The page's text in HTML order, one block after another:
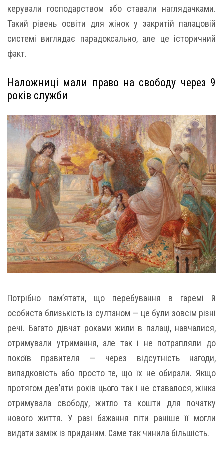
керували господарством або ставали наглядачками.
Такий рівень освіти для жінок у закритій палацовій
системі виглядає парадоксально, але це історичний
факт.
Наложниці мали право на свободу через 9
років служби
Потрібно пам’ятати, що перебування в гаремі й
особиста близькість із султаном — це були зовсім різні
речі. Багато дівчат роками жили в палаці, навчалися,
отримували утримання, але так і не потрапляли до
покоїв правителя — через відсутність нагоди,
випадковість або просто те, що їх не обирали. Якщо
протягом дев’яти років цього так і не ставалося, жінка
отримувала свободу, житло та кошти для початку
нового життя. У разі бажання піти раніше її могли
видати заміж із приданим. Саме так чинила більшість.